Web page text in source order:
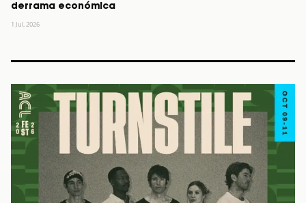
derrama económica
1 Jul, 2026